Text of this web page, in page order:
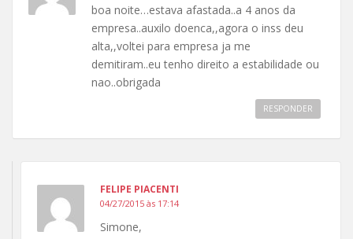
boa noite…estava afastada..a 4 anos da
empresa..auxilo doenca,,agora o inss deu
alta,,voltei para empresa ja me
demitiram..eu tenho direito a estabilidade ou
nao..obrigada
RESPONDER
FELIPE PIACENTI
04/27/2015 às 17:14
Simone,